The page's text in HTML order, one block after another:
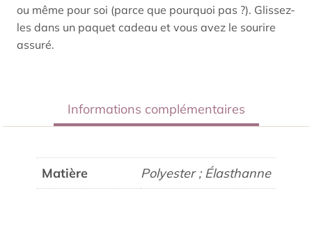
ou même pour soi (parce que pourquoi pas ?). Glissez-
les dans un paquet cadeau et vous avez le sourire
assuré.
Informations complémentaires
Matière Polyester ; Élasthanne